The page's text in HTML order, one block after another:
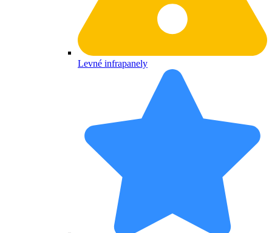
Levné infrapanely